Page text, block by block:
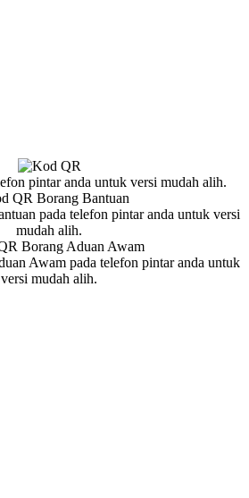
pintar anda untuk versi mudah alih.
pada telefon pintar anda untuk versi
mudah alih.
Awam pada telefon pintar anda untuk
versi mudah alih.